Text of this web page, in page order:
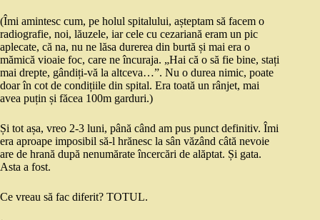
(Îmi amintesc cum, pe holul spitalului, așteptam să facem o
radiografie, noi, lăuzele, iar cele cu cezariană eram un pic
aplecate, că na, nu ne lăsa durerea din burtă și mai era o
mămică vioaie foc, care ne încuraja. „Hai că o să fie bine, stați
mai drepte, gândiți-vă la altceva…”. Nu o durea nimic, poate
doar în cot de condițiile din spital. Era toată un rânjet, mai
avea puțin și făcea 100m garduri.)
Și tot așa, vreo 2-3 luni, până când am pus punct definitiv. Îmi
era aproape imposibil să-l hrănesc la sân văzând câtă nevoie
are de hrană după nenumărate încercări de alăptat. Și gata.
Asta a fost.
Ce vreau să fac diferit? TOTUL.